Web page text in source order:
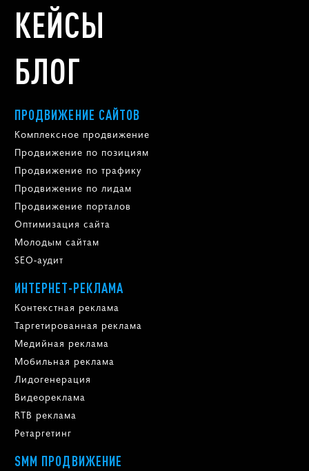
КЕЙСЫ
БЛОГ
ПРОДВИЖЕНИЕ САЙТОВ
Комплексное продвижение
Продвижение по позициям
Продвижение по трафику
Продвижение по лидам
Продвижение порталов
Оптимизация сайта
Молодым сайтам
SEO-аудит
ИНТЕРНЕТ-РЕКЛАМА
Контекстная реклама
Таргетированная реклама
Медийная реклама
Мобильная реклама
Лидогенерация
Видеореклама
RTB реклама
Ретаргетинг
SMM ПРОДВИЖЕНИЕ